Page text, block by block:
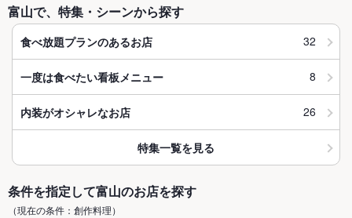
富山で、特集・シーンから探す
食べ放題プランのあるお店 32
一度は食べたい看板メニュー 8
内装がオシャレなお店 26
特集一覧を見る
条件を指定して富山のお店を探す
（現在の条件：創作料理）